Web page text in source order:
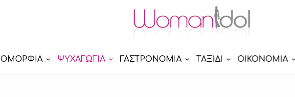
ΟΜΟΡΦΙΑ ΨΥΧΑΓΩΓΙΑ ΓΑΣΤΡΟΝΟΜΙΑ ΤΑΞΙΔΙ ΟΙΚΟΝΟΜΙΑ